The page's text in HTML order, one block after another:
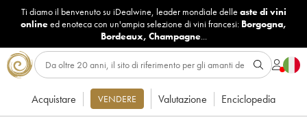
Ti diamo il benvenuto su iDealwine, leader mondiale delle aste di vini
onlineed enoteca con un'ampia selezione di vini francesi: Borgogna,
Bordeaux, Champagne...
Acquistare VENDERE Valutazione Enciclopedia